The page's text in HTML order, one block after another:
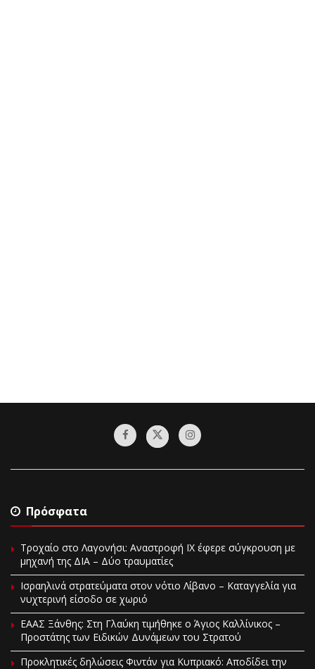
Πρόσφατα
Τροχαίο στο Λαγονήσι: Αναστροφή ΙΧ έφερε σύγκρουση με
μηχανή της ΔΙΑ – Δύο τραυματίες
Ισραηλινά στρατεύματα στον νότιο Λίβανο – Καταγγελία για
νυχτερινή είσοδο σε χωριό
EAAΣ Ξάνθης: Στη Γλαύκη τιμήθηκε ο Άγιος Καλλίνικος –
Προστάτης των Ειδικών Δυνάμεων του Στρατού
Προκλητικές δηλώσεις Φιντάν για Κυπριακό: Αποδίδει την